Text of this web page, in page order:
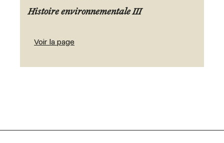
Histoire environnementale III
Voir la page